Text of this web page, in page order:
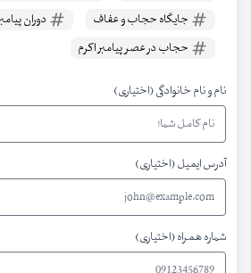
جایگاه حجاب و عفاف
دوران
حجاب در عصر پیامبر اکرم
نام و نام خانوادگی (اختیاری)
آدرس ایمیل (اختیاری)
شماره همراه (اختیاری)